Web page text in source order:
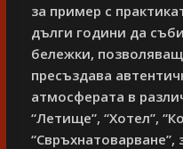
за пример с
дълги години да
бележки,
пресъздава
атмосферата в
“Летище”, “Хотел”,
“Свръхнатоварване”,